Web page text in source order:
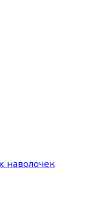
наволочек